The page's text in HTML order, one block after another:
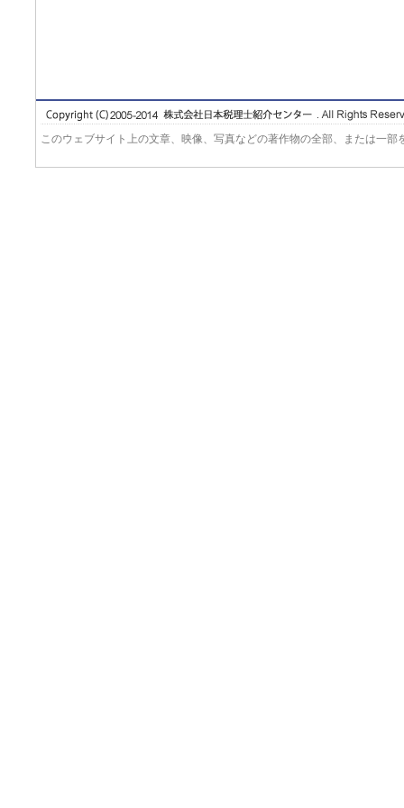
このウェブサイト上の文章、映像、写真などの著作物の全部、または一